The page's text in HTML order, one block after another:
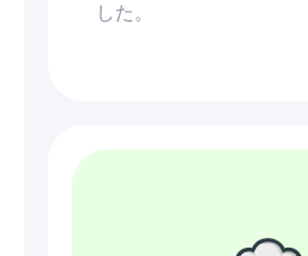
した。